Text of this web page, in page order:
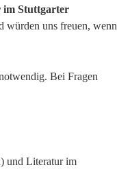
im Stuttgarter
würden uns freuen, wenn
Bei Fragen
und Literatur im